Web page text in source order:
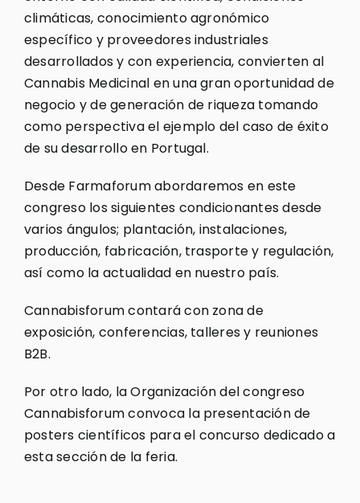
climáticas, conocimiento agronómico
específico y proveedores industriales
desarrollados y con experiencia, convierten al
Cannabis Medicinal en una gran oportunidad de
negocio y de generación de riqueza tomando
como perspectiva el ejemplo del caso de éxito
de su desarrollo en Portugal.
Desde Farmaforum abordaremos en este
congreso los siguientes condicionantes desde
varios ángulos; plantación, instalaciones,
producción, fabricación, trasporte y regulación,
así como la actualidad en nuestro país.
Cannabisforum contará con zona de
exposición, conferencias, talleres y reuniones
B2B.
Por otro lado, la Organización del congreso
Cannabisforum convoca la presentación de
posters científicos para el concurso dedicado a
esta sección de la feria.